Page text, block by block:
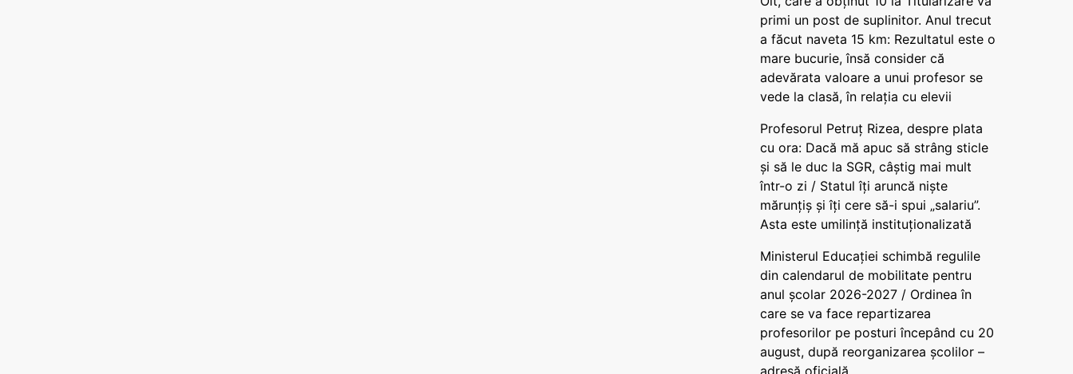
primi un post de suplinitor. Anul trecut
a făcut naveta 15 km: Rezultatul este o
mare bucurie, însă consider că
adevărata valoare a unui profesor se
vede la clasă, în relația cu elevii
Profesorul Petruț Rizea, despre plata
cu ora: Dacă mă apuc să strâng sticle
și să le duc la SGR, câștig mai mult
într-o zi / Statul îți aruncă niște
mărunțiș și îți cere să-i spui „salariu”.
Asta este umilință instituționalizată
Ministerul Educației schimbă regulile
din calendarul de mobilitate pentru
anul școlar 2026-2027 / Ordinea în
care se va face repartizarea
profesorilor pe posturi începând cu 20
august, după reorganizarea școlilor –
adresă oficială